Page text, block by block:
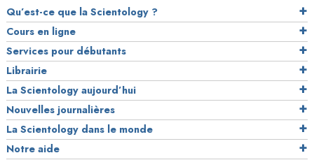
Qu’est-ce que la Scientology ?
Cours en ligne
Services pour débutants
Librairie
La Scientology aujourd’hui
Nouvelles journalières
La Scientology dans le monde
Notre aide